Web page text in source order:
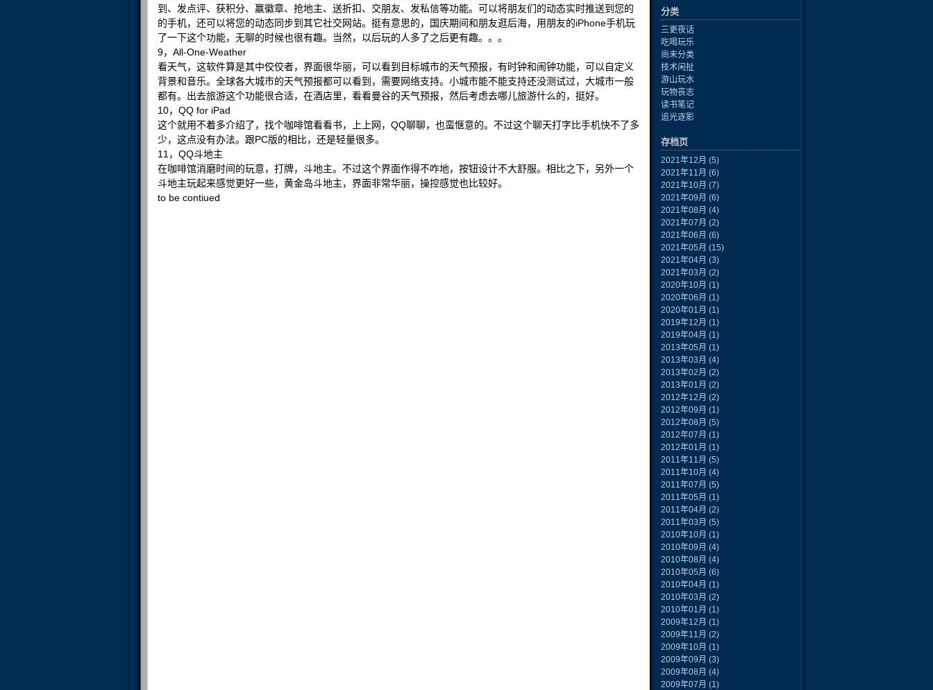
到、发点评、获积分、赢徽章、抢地主、送折扣、交朋友、发私信等功能。可以将朋友们的动态实时推送到您的
的手机，还可以将您的动态同步到其它社交网站。挺有意思的，国庆期间和朋友逛后海，用朋友的iPhone手机玩
了一下这个功能，无聊的时候也很有趣。当然，以后玩的人多了之后更有趣。。。
9，All-One-Weather
看天气，这软件算是其中佼佼者，界面很华丽，可以看到目标城市的天气预报，有时钟和闹钟功能，可以自定义
背景和音乐。全球各大城市的天气预报都可以看到，需要网络支持。小城市能不能支持还没测试过，大城市一般
都有。出去旅游这个功能很合适，在酒店里，看看曼谷的天气预报，然后考虑去哪儿旅游什么的，挺好。
10，QQ for iPad
这个就用不着多介绍了，找个咖啡馆看看书，上上网，QQ聊聊，也蛮惬意的。不过这个聊天打字比手机快不了多
少，这点没有办法。跟PC版的相比，还是轻量很多。
11，QQ斗地主
在咖啡馆消磨时间的玩意，打牌，斗地主。不过这个界面作得不咋地，按钮设计不大舒服。相比之下，另外一个
斗地主玩起来感觉更好一些，黄金岛斗地主，界面非常华丽，操控感觉也比较好。
to be contiued
分类
三更夜话
吃喝玩乐
尚未分类
技术闲扯
游山玩水
玩物丧志
读书笔记
追光逐影
存档页
2021年12月 (5)
2021年11月 (6)
2021年10月 (7)
2021年09月 (6)
2021年08月 (4)
2021年07月 (2)
2021年06月 (6)
2021年05月 (15)
2021年04月 (3)
2021年03月 (2)
2020年10月 (1)
2020年06月 (1)
2020年01月 (1)
2019年12月 (1)
2019年04月 (1)
2013年05月 (1)
2013年03月 (4)
2013年02月 (2)
2013年01月 (2)
2012年12月 (2)
2012年09月 (1)
2012年08月 (5)
2012年07月 (1)
2012年01月 (1)
2011年11月 (5)
2011年10月 (4)
2011年07月 (5)
2011年05月 (1)
2011年04月 (2)
2011年03月 (5)
2010年10月 (1)
2010年09月 (4)
2010年08月 (4)
2010年05月 (6)
2010年04月 (1)
2010年03月 (2)
2010年01月 (1)
2009年12月 (1)
2009年11月 (2)
2009年10月 (1)
2009年09月 (3)
2009年08月 (4)
2009年07月 (1)